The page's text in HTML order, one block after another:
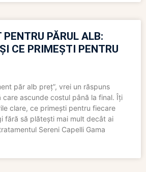
PĂRUL ALB:
CE PRIMEȘTI PENTRU
păr alb preț”, vrei un răspuns
ascunde costul până la final. Îți
clare, ce primești pentru fiecare
fără să plătești mai mult decât ai
Sereni Capelli Gama